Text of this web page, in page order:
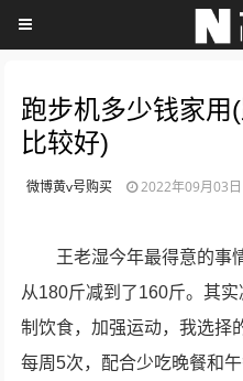
跑步机多少钱家用
比较好)
微博黄v号购买 2022年09月03日
王老湿今年最得意的事
从180斤减到了160斤。其
制饮食，加强运动，我选择
每周5次，配合少吃晚餐和